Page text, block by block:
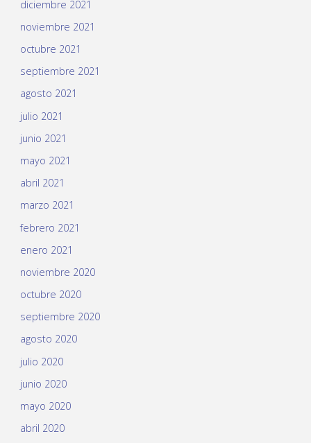
diciembre 2021
noviembre 2021
octubre 2021
septiembre 2021
agosto 2021
julio 2021
junio 2021
mayo 2021
abril 2021
marzo 2021
febrero 2021
enero 2021
noviembre 2020
octubre 2020
septiembre 2020
agosto 2020
julio 2020
junio 2020
mayo 2020
abril 2020